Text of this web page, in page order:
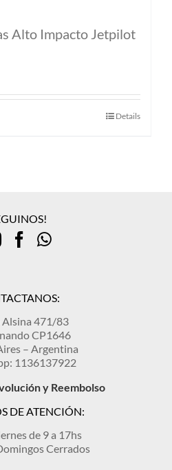
Alto Impacto Jetpilot
Details
471/83
CP1646
– Argentina
1136137922
y Reembolso
DE ATENCIÓN:
de 9 a 17hs
Cerrados